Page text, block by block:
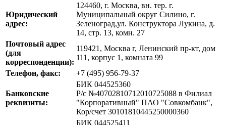
Юридический
адрес:
124460, г. Москва, вн. тер. г.
Муниципальный округ Силино, г.
Зеленоград,ул. Конструктора Лукина, д.
14, стр. 13, комн. 27
Почтовый адрес
(для
корреспонденции):
119421, Москва г, Ленинский пр-кт, дом
111, корпус 1, комната 99
Телефон, факс:
+7 (495) 956-79-37
Банковские
реквизиты:
БИК 044525360
Р/с №40702810712010725088 в Филиал
"Корпоративный" ПАО "Совкомбанк",
Кор/счет 30101810445250000360
БИК 044525411